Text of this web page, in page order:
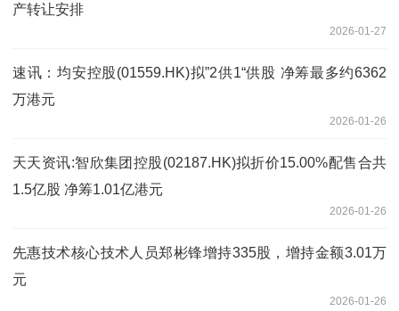
产转让安排
2026-01-27
速讯：均安控股(01559.HK)拟”2供1“供股 净筹最多约6362
万港元
2026-01-26
天天资讯:智欣集团控股(02187.HK)拟折价15.00%配售合共
1.5亿股 净筹1.01亿港元
2026-01-26
先惠技术核心技术人员郑彬锋增持335股，增持金额3.01万
元
2026-01-26